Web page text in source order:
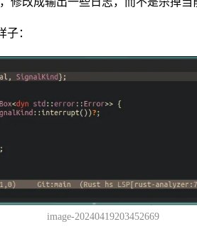
：
image-20240419203452669